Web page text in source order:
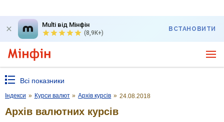
Multi від Мінфін
(8,9K+)
ВСТАНОВИТИ
Всі показники
Індекси » Курси валют » Архів курсів » 24.08.2018
Архів валютних курсів